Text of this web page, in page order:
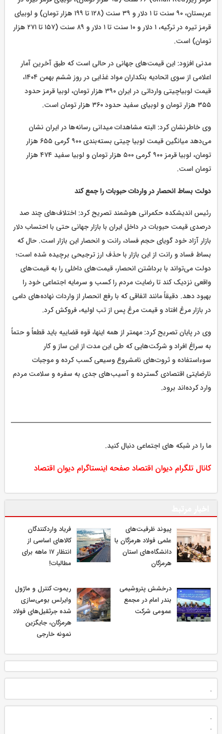
عربستان، ۹۰ سنت تا ۱ دلار و ۳۹ سنت (۱۲۸ تا ۱۹۹ هزار تومان) و لوبیای
قرمز تیره در ترکیه، ۱ دلار و ۱۰ سنت تا ۱ دلار و ۸۹ سنت (۱۵۷ تا ۲۷۱ هزار
تومان) است.
مدنی افزود: این قیمت‌های جهانی در حالی است که طبق آخرین آمار
اعلامی از سوی اتحادیه بنکداران مواد غذایی در روز ششم بهمن ۱۴۰۴،
قیمت لوبیاچیتی وارداتی در ایران ۳۹۰ هزار تومان، لوبیا قرمز حدود
۳۵۵ هزار تومان و لوبیای سفید حدود ۳۶۰ هزار تومان است.
وی خاطرنشان کرد: البته مشاهدات میدانی رسانه‌ها در ایران نشان
می‌دهد میانگین قیمت لوبیا چیتی بسته‌بندی ۹۰۰ گرمی ۶۵۵ هزار
تومان، لوبیا قرمز ۹۰۰ گرمی ۵۰۰ هزار تومان و لوبیا سفید ۴۷۴ هزار
تومان است.
دولت بساط انحصار در واردات حبوبات را جمع کند
رئیس اندیشکده حکمرانی هوشمند تصریح کرد: اختلاف‌های چند صد
درصدی قیمت حبوبات در داخل ایران با بازار جهانی حتی با احتساب دلار
بازار آزاد خود گویای حجم فساد، رانت و انحصار این بازار است. حال که
بساط فساد و رانت از این بازار با حذف ارز ترجیحی برچیده شده است؛
دولت می‌تواند با برداشتن انحصار، قیمت‌های داخلی را به قیمت‌های
واقعی نزدیک کند تا رضایت مردم را کسب و سرمایه اجتماعی خود را
بهبود دهد. دقیقاً مانند اتفاقی که با رفع انحصار از واردات نهاده‌های دامی
در بازار مرغ افتاد و قیمت مرغ پس از تب اولیه، فروکش کرد.
وی در پایان تصریح کرد: مهمتر از همه اینها، قوه قضاییه باید قطعاً و حتماً
به سراغ افراد و شرکت‌هایی که طی این مدت از این ساز و کار
سوءاستفاده و ثروت‌های نامشروع وسیعی کسب کرده و موجبات
نارضایتی اقتصادی گسترده و آسیب‌های جدی به سفره و سلامت مردم
وارد کرده‌اند برود.
ما را در شبکه های اجتماعی دنبال کنید.
کانال تلگرام دیوان اقتصاد صفحه اینستاگرام دیوان اقتصاد
پیوند ظرفیت‌های
علمی فولاد هرمزگان با
دانشگاه‌های استان
هرمزگان
فریاد واردکنندگان
کالاهای اساسی از
انتظار ۱۷ ماهه برای
مطالبات!
درخشش پتروشیمی
بندر امام در مجمع
عمومی شرکت
ریموت کنترل و ماژول
وایرلس بومی‌سازی
شده جرثقیل‌های فولاد
هرمزگان، جایگزین
نمونه خارجی
.
.
.